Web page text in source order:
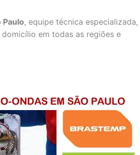
, equipe técnica especializada,
em todas as regiões e